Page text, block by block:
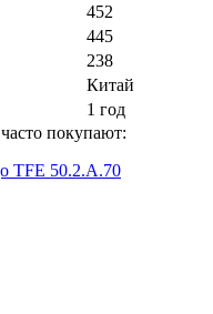
452
445
238
Китай
1 год
покупают: